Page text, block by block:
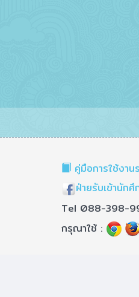
คู่มือการใช้งา
ฝ่ายรับเข้านักศึ
Tel 088-398-
กรุณาใช้ :